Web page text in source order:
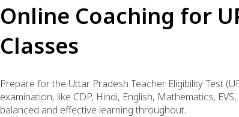
Online Coaching for
Classes
Prepare for the Uttar Pradesh Teacher Eligibility Test
examination, like CDP, Hindi, English, Mathematics,
balanced and effective learning throughout.